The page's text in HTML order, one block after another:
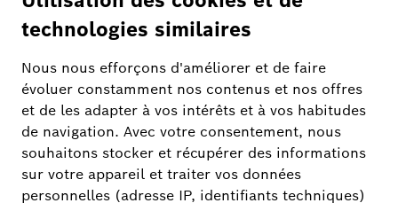
Nous nous réjouissons d'un partenariat intelligent
avec vous.
Veuillez nous contacter
Vos avantages